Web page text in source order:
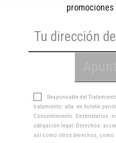
Responsable del
tratamiento: alta en boletín
Consentimiento. Destinatarios:
obligación legal. Derechos:
así como otros derechos, como